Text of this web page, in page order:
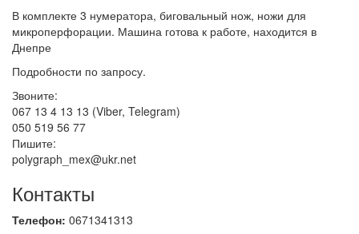
В комплекте 3 нумератора, биговальный нож, ножи для
микроперфорации. Машина готова к работе, находится в
Днепре
Подробности по запросу.
Звоните:
067 13 4 13 13 (Viber, Telegram)
050 519 56 77
Пишите:
polygraph_mex@ukr.net
Контакты
Телефон: 0671341313